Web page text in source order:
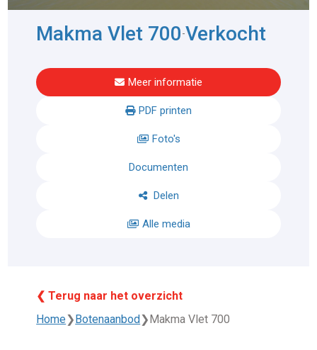
Makma Vlet 700-Verkocht
Meer informatie
PDF printen
Foto's
Documenten
Delen
Alle media
❮ Terug naar het overzicht
Home❯Botenaanbod❯Makma Vlet 700